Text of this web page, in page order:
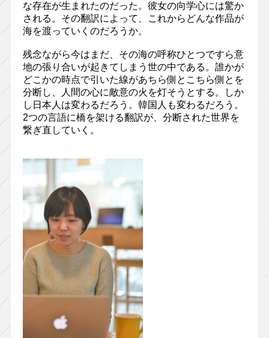
な存在が生まれたのだった。彼女の向学心には驚か
される。その翻訳によって、これからどんな作品が
海を渡っていくのだろうか。
残念ながら今はまだ、その海の呼称ひとつですら意
地の張り合いが起きてしまう世の中である。誰かが
どこかの時点で引いた線があちら側とこちら側とを
分断し、人間の心に敵意の火を灯そうとする。しか
し日本人は変わるだろう。韓国人も変わるだろう。
2つの言語に橋を架ける翻訳が、分断された世界を
繋ぎ直していく。